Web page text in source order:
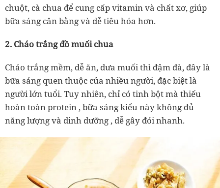
chuột, cà chua để cung cấp vitamin và chất xơ, giúp
bữa sáng cân bằng và dễ tiêu hóa hơn.
2. Cháo trắng đồ muối chua
Cháo trắng mềm, dễ ăn, dưa muối thì đậm đà, đây là
bữa sáng quen thuộc của nhiều người, đặc biệt là
người lớn tuổi. Tuy nhiên, chỉ có tinh bột mà thiếu
hoàn toàn protein , bữa sáng kiểu nàykhông đủ
năng lượng và dinh dưỡng , dễ gây đói nhanh.